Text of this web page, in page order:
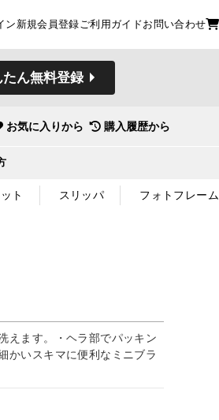
ン 新規会員登録ご利用ガイドお問い合わせ
たん無料登録
お気に入りから 購入履歴から
ト スリッパ フォトフレーム
えます。・ヘラ部でパッキン
かいスキマに便利なミニブラ